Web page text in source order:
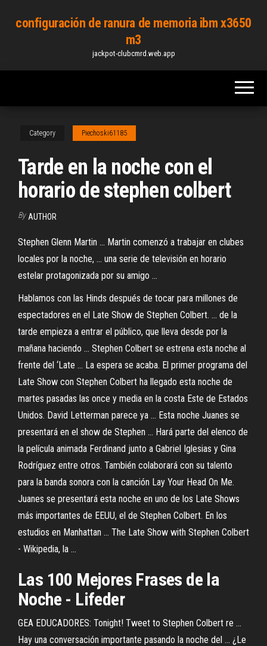
configuración de ranura de memoria ibm x3650
m3
jackpot-clubcmrd.web.app
Category Piechoski61185
Tarde en la noche con el
horario de stephen colbert
By AUTHOR
Stephen Glenn Martin ... Martin comenzó a trabajar en clubes
locales por la noche, ... una serie de televisión en horario
estelar protagonizada por su amigo ...
Hablamos con las Hinds después de tocar para millones de
espectadores en el Late Show de Stephen Colbert. ... de la
tarde empieza a entrar el público, que lleva desde por la
mañana haciendo ... Stephen Colbert se estrena esta noche al
frente del ‘Late ... La espera se acaba. El primer programa del
Late Show con Stephen Colbert ha llegado esta noche de
martes pasadas las once y media en la costa Este de Estados
Unidos. David Letterman parece ya ... Esta noche Juanes se
presentará en el show de Stephen ... Hará parte del elenco de
la película animada Ferdinand junto a Gabriel Iglesias y Gina
Rodríguez entre otros. También colaborará con su talento
para la banda sonora con la canción Lay Your Head On Me.
Juanes se presentará esta noche en uno de los Late Shows
más importantes de EEUU, el de Stephen Colbert. En los
estudios en Manhattan ... The Late Show with Stephen Colbert
- Wikipedia, la ...
Las 100 Mejores Frases de la
Noche- Lifeder
GEA EDUCADORES: Tonight! Tweet to Stephen Colbert re ...
Hay una conversación importante pasando la noche del ... ¿Le